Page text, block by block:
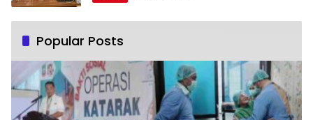
Popular Posts